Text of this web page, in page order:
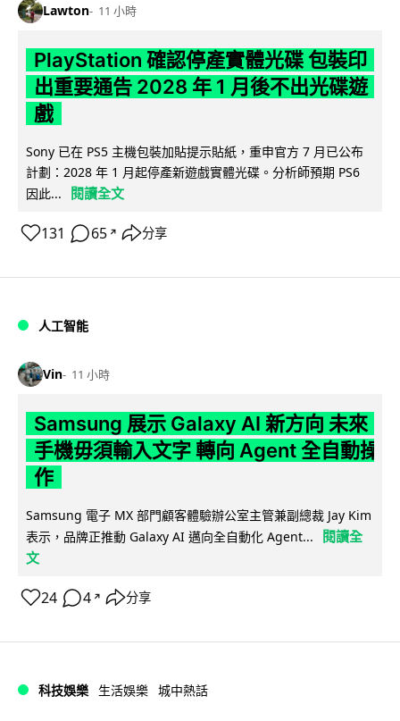
Lawton 11 小時
PlayStation 確認停產實體光碟 包裝印
出重要通告 2028 年 1 月後不出光碟遊
戲
Sony 已在 PS5 主機包裝加貼提示貼紙，重申官方 7 月已公布
計劃：2028 年 1 月起停產新遊戲實體光碟。分析師預期 PS6
因此...
閱讀全文
131 65 ↗ 分享
人工智能
Vin 11 小時
Samsung 展示 Galaxy AI 新方向 未來
手機毋須輸入文字 轉向 Agent 全自動操
作
Samsung 電子 MX 部門顧客體驗辦公室主管兼副總裁 Jay Kim
表示，品牌正推動 Galaxy AI 邁向全自動化 Agent...
閱讀全
文
24 4 ↗ 分享
科技娛樂 生活娛樂 城中熱話